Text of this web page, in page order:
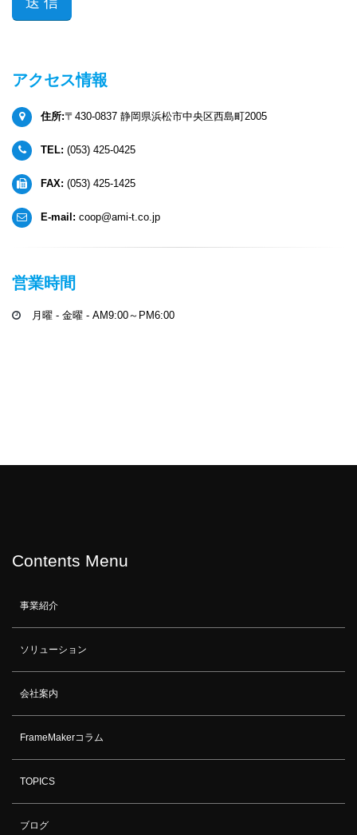
アクセス情報
住所:〒430-0837 静岡県浜松市中央区西島町2005
TEL: (053) 425-0425
FAX: (053) 425-1425
E-mail: coop@ami-t.co.jp
営業時間
月曜 - 金曜 - AM9:00～PM6:00
Contents Menu
事業紹介
ソリューション
会社案内
FrameMakerコラム
TOPICS
ブログ